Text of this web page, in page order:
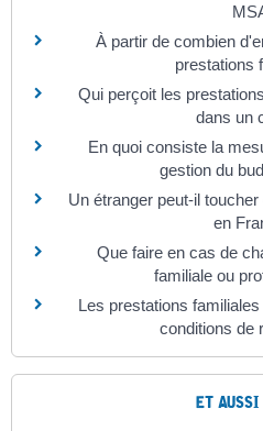
À partir de combien
prestations
Qui perçoit les
dans un
En quoi consiste la
gestion du
Un étranger peut-il
en
Que faire en cas de
familiale ou
Les prestations
conditions de
ET AUSSI